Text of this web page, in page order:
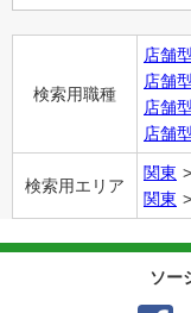
検索用職種
店舗
店舗
店舗
店舗
検索用エリア
関東
関東
ソー